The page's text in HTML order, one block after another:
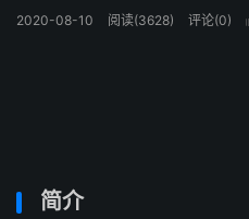
2020-08-10 阅读(3628) 评论(0)
简介